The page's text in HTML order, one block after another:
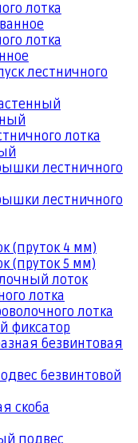
лотка
лотка
лестничного
лотка
лестничного
лестничного
(пруток 4 мм)
(пруток 5 мм)
лоток
лотка
лотка
фиксатор
безвинтовая
безвинтовой
скоба
подвес